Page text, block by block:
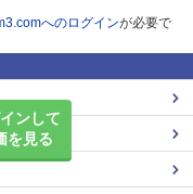
へのログインが必要で
ンして
を見る